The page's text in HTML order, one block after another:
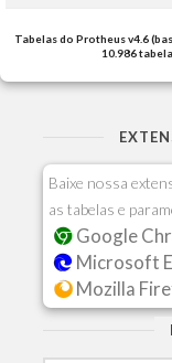
Tabelas do Protheus v4.6
10.986
Baixe nossa
as tabelas e
Google
Microsoft
Mozilla